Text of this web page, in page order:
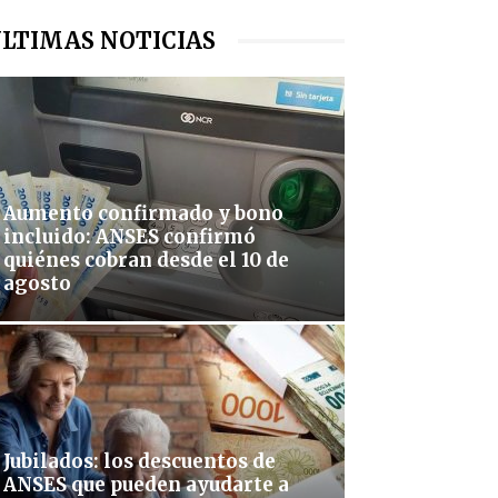
NOTICIAS
Aumento confirmado y bono
incluido: ANSES confirmó
quiénes cobran desde el 10 de
agosto
Jubilados: los descuentos de
ANSES que pueden ayudarte a